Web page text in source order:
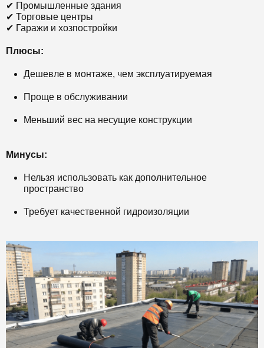
✔ Промышленные здания
✔ Торговые центры
✔ Гаражи и хозпостройки
Плюсы:
Дешевле в монтаже, чем эксплуатируемая
Проще в обслуживании
Меньший вес на несущие конструкции
Минусы:
Нельзя использовать как дополнительное
пространство
Требует качественной гидроизоляции